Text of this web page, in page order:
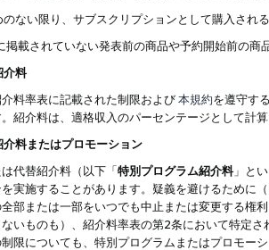
ない限り、サブスクリプションとして購入され
掲載されていない発表前の商品や予約開始前の商
介料
料率表に記載された制限および本規約を遵守す
紹介料は、適格収入のパーセンテージとして計
料またはプロモーション
代替紹介料（以下「特別プログラム紹介料」と
実施することがあります。疑義を避けるために
部または一部をいつでも中止または変更する権
いものも）、紹介料率表の第2条において特定
限についても、特別プログラムまたはプロモー